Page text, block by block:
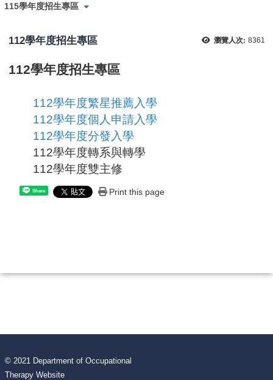
115學年度招生專區
瀏覽人次: 8361
112學年度招生專區
112學年度招生專區
112學年度繁星推薦入學
112學年度個人申請入學
112學年度分發入學
112學年度轉系與轉學
112學年度雙主修
Share Print this page
© 2021 Department of Occupational
Therapy Website